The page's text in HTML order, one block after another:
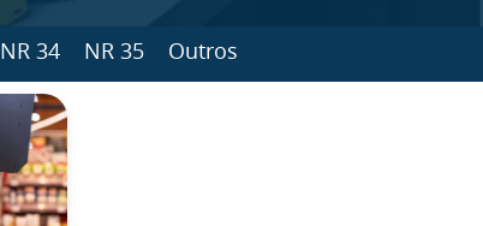
NR 34 NR 35 Outros